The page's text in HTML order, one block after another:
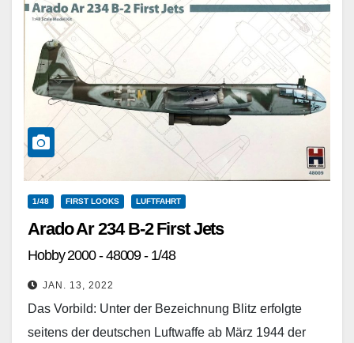
1/48 FIRST LOOKS LUFTFAHRT
Arado Ar 234 B-2 First Jets
Hobby 2000 - 48009 - 1/48
JAN. 13, 2022
Das Vorbild: Unter der Bezeichnung Blitz erfolgte
seitens der deutschen Luftwaffe ab März 1944 der